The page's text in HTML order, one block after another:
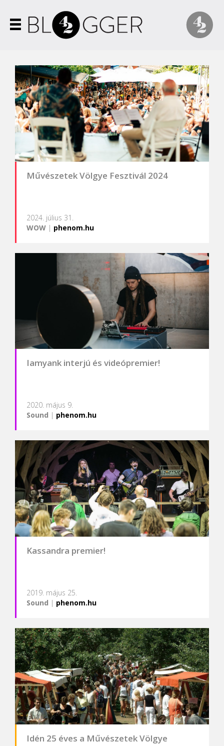
Művészetek Völgye Fesztivál 2024
2024. július 31.
WOW | phenom.hu
Iamyank interjú és videópremier!
2020. május 9.
Sound | phenom.hu
Kassandra premier!
2019. május 25.
Sound | phenom.hu
Idén 25 éves a Művészetek Völgye